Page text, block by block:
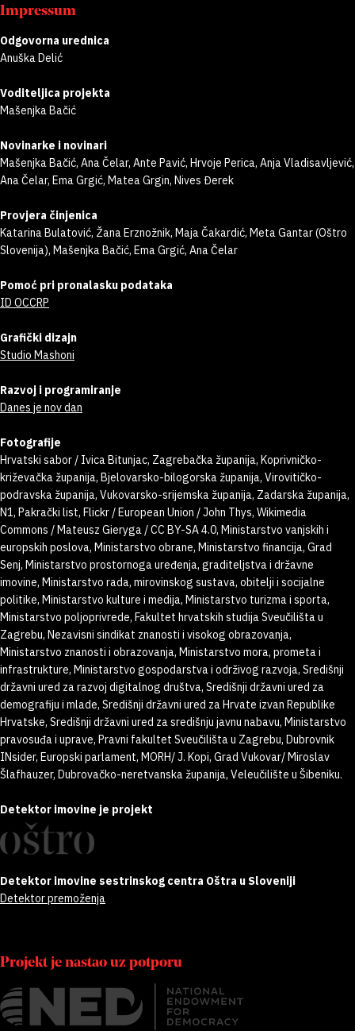
Impressum
Odgovorna urednica
Anuška Delić
Voditeljica projekta
Mašenjka Bačić
Novinarke i novinari
Mašenjka Bačić, Ana Čelar, Ante Pavić, Hrvoje Perica, Anja Vladisavljević,
Ana Čelar, Ema Grgić, Matea Grgin, Nives Đerek
Provjera činjenica
Katarina Bulatović, Žana Erznožnik, Maja Čakardić, Meta Gantar (Oštro
Slovenija), Mašenjka Bačić, Ema Grgić, Ana Čelar
Pomoć pri pronalasku podataka
ID OCCRP
Grafički dizajn
Studio Mashoni
Razvoj i programiranje
Danes je nov dan
Fotografije
Hrvatski sabor / Ivica Bitunjac, Zagrebačka županija, Koprivničko-
križevačka županija, Bjelovarsko-bilogorska županija, Virovitičko-
podravska županija, Vukovarsko-srijemska županija, Zadarska županija,
N1, Pakrački list, Flickr / European Union / John Thys, Wikimedia
Commons / Mateusz Gieryga / CC BY-SA 4.0, Ministarstvo vanjskih i
europskih poslova, Ministarstvo obrane, Ministarstvo financija, Grad
Senj, Ministarstvo prostornoga uređenja, graditeljstva i državne
imovine, Ministarstvo rada, mirovinskog sustava, obitelji i socijalne
politike, Ministarstvo kulture i medija, Ministarstvo turizma i sporta,
Ministarstvo poljoprivrede, Fakultet hrvatskih studija Sveučilišta u
Zagrebu, Nezavisni sindikat znanosti i visokog obrazovanja,
Ministarstvo znanosti i obrazovanja, Ministarstvo mora, prometa i
infrastrukture, Ministarstvo gospodarstva i održivog razvoja, Središnji
državni ured za razvoj digitalnog društva, Središnji državni ured za
demografiju i mlade, Središnji državni ured za Hrvate izvan Republike
Hrvatske, Središnji državni ured za središnju javnu nabavu, Ministarstvo
pravosuđa i uprave, Pravni fakultet Sveučilišta u Zagrebu, Dubrovnik
INsider, Europski parlament, MORH/ J. Kopi, Grad Vukovar/ Miroslav
Šlafhauzer, Dubrovačko-neretvanska županija, Veleučilište u Šibeniku.
Detektor imovine je projekt
Detektor imovine sestrinskog centra Oštra u Sloveniji
Detektor premoženja
Projekt je nastao uz potporu